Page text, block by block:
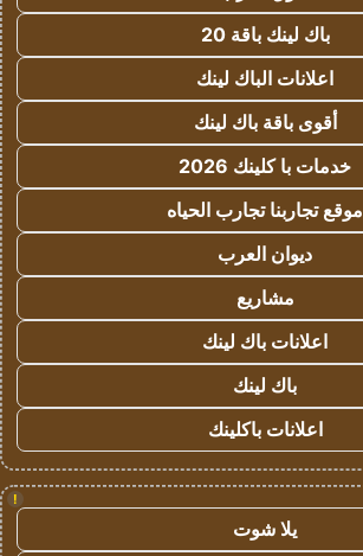
باك لينك باقة 20
اعلانات الباك لينك
أقوى باقة باك لينك
خدمات با كلينك 2026
موقع تجاربنا تجارب الحياه
ديوان العرب
مشاريع
اعلانات باك لينك
باك لينك
اعلانات باكلينك
!
يلا شوت